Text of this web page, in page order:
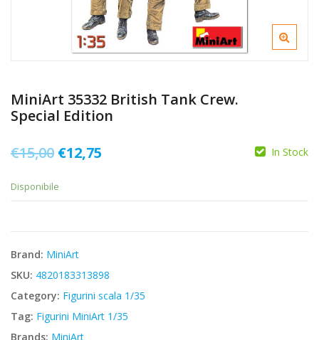
MiniArt 35332 British Tank Crew.
Special Edition
€15,00 Il
€12,75 In Stock
Disponibile
Brand: MiniArt
SKU: 4820183313898
Category: Figurini scala 1/35
Tag: Figurini MiniArt 1/35
Brands: MiniArt